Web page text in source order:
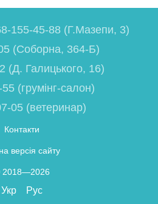
155-45-88 (Г.Мазепи, 3)
(Соборна, 364-Б)
(Д. Галицького, 16)
(грумінг-салон)
05 (ветеринар)
Контакти
версія сайту
2018—2026
Укр Рус